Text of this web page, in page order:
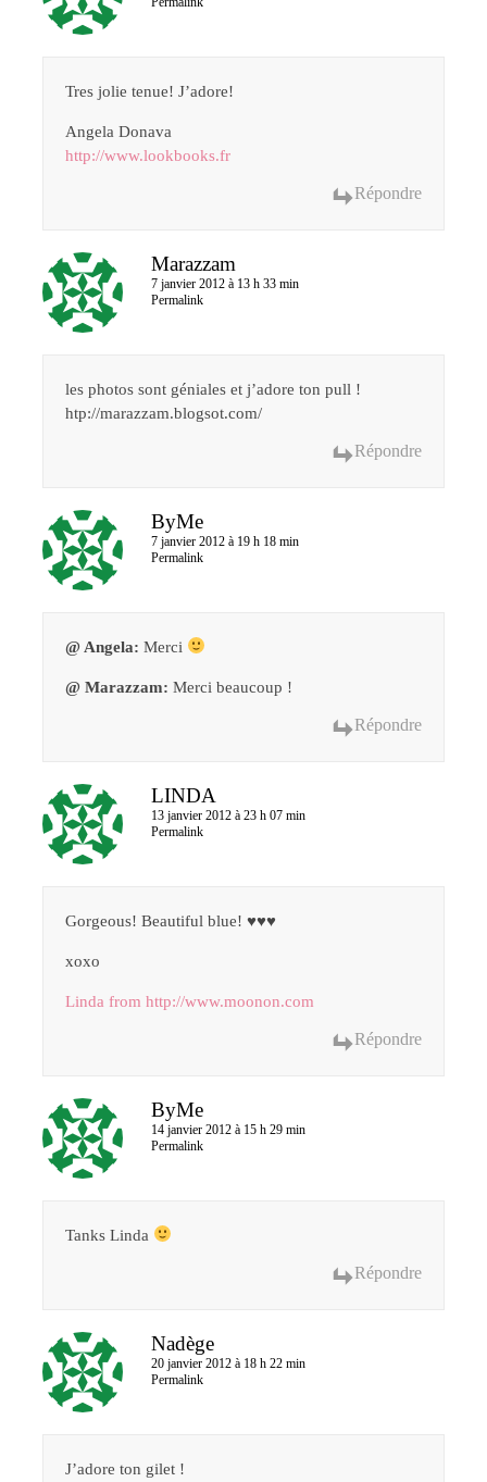
Tres jolie tenue! J’adore!
Angela Donava
http://www.lookbooks.fr
Répondre
Marazzam
7 janvier 2012 à 13 h 33 min
Permalink
les photos sont géniales et j’adore ton pull !
htp://marazzam.blogsot.com/
Répondre
ByMe
7 janvier 2012 à 19 h 18 min
Permalink
@ Angela: Merci
@ Marazzam: Merci beaucoup !
Répondre
LINDA
13 janvier 2012 à 23 h 07 min
Permalink
Gorgeous! Beautiful blue! ♥♥♥
xoxo
Linda from http://www.moonon.com
Répondre
ByMe
14 janvier 2012 à 15 h 29 min
Permalink
Tanks Linda
Répondre
Nadège
20 janvier 2012 à 18 h 22 min
Permalink
J’adore ton gilet !